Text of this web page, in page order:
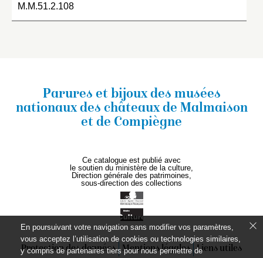
M.M.51.2.108
Parures et bijoux des musées
nationauxdes châteaux de Malmaison
et de Compiègne
Ce catalogue est publié avec
le soutien du ministère de la culture,
Direction générale des patrimoines,
sous-direction des collections
Protection des données Mentions légales Liens utiles
En poursuivant votre navigation sans modifier vos paramètres,
vous acceptez l’utilisation de cookies ou technologies similaires,
y compris de partenaires tiers pour nous permettre de